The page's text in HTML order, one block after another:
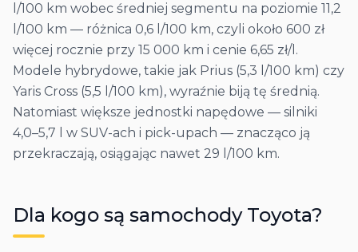
l/100 km wobec średniej segmentu na poziomie 11,2
l/100 km — różnica 0,6 l/100 km, czyli około 600 zł
więcej rocznie przy 15 000 km i cenie 6,65 zł/l.
Modele hybrydowe, takie jak Prius (5,3 l/100 km) czy
Yaris Cross (5,5 l/100 km), wyraźnie biją tę średnią.
Natomiast większe jednostki napędowe — silniki
4,0–5,7 l w SUV-ach i pick-upach — znacząco ją
przekraczają, osiągając nawet 29 l/100 km.
Dla kogo są samochody Toyota?